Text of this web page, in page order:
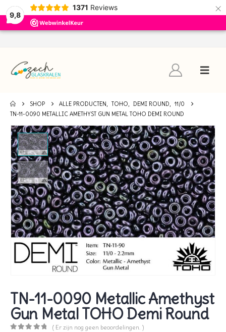
9,8
1371 Reviews ×
SHOP ALLE PRODUCTEN, TOHO, DEMI ROUND, 11/0
TN-11-0090 METALLIC AMETHYST GUN METAL TOHO DEMI ROUND
TN-11-0090 Metallic Amethyst
Gun Metal TOHO Demi Round
( Er zijn nog geen beoordelingen. )